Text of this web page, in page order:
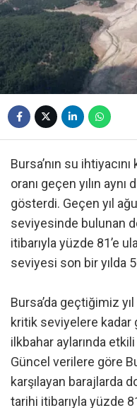
Bursa’nın su
oranı geçen yılın
gösterdi. Geçen yıl
seviyesinde bulunan
itibarıyla yüzde 81’e
seviyesi son bir yılda
Bursa’da geçtiğimiz
kritik seviyelere kadar
ilkbahar aylarında
Güncel verilere göre
karşılayan barajlarda
tarihi itibarıyla yüzde